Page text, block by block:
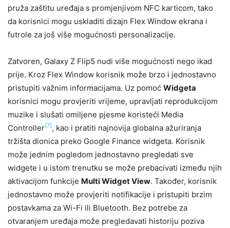
pruža zaštitu uređaja s promjenjivom NFC karticom, tako
da korisnici mogu uskladiti dizajn Flex Window ekrana i
futrole za još više mogućnosti personalizacije.
Zatvoren, Galaxy Z Flip5 nudi više mogućnosti nego ikad
prije. Kroz Flex Window korisnik može brzo i jednostavno
pristupiti važnim informacijama. Uz pomoć Widgeta
korisnici mogu provjeriti vrijeme, upravljati reprodukcijom
muzike i slušati omiljene pjesme koristeći Media
Controller[7] , kao i pratiti najnovija globalna ažuriranja
tržišta dionica preko Google Finance widgeta. Korisnik
može jednim pogledom jednostavno pregledati sve
widgete i u istom trenutku se može prebacivati između njih
aktivacijom funkcije Multi Widget View. Također, korisnik
jednostavno može provjeriti notifikacije i pristupiti brzim
postavkama za Wi-Fi ili Bluetooth. Bez potrebe za
otvaranjem uređaja može pregledavati historiju poziva